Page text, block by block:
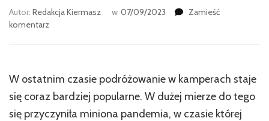
Autor: Redakcja Kiermasz w 07/09/2023
Zamieść
komentarzwe
wady
w
kamperach
W ostatnim czasie podróżowanie w kamperach staje
się coraz bardziej popularne. W dużej mierze do tego
się przyczyniła miniona pandemia, w czasie której